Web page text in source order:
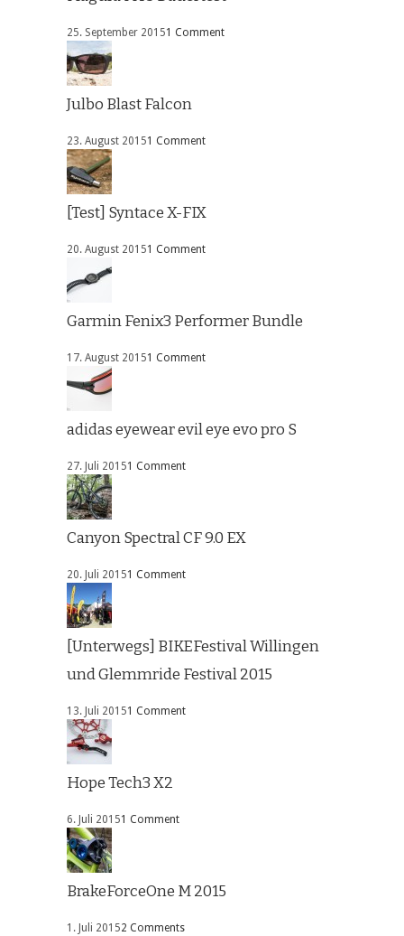
25. September 20151 Comment
Julbo Blast Falcon
23. August 20151 Comment
[Test] Syntace X-FIX
20. August 20151 Comment
Garmin Fenix3 Performer Bundle
17. August 20151 Comment
adidas eyewear evil eye evo pro S
27. Juli 20151 Comment
Canyon Spectral CF 9.0 EX
20. Juli 20151 Comment
[Unterwegs] BIKEFestival Willingen
und Glemmride Festival 2015
13. Juli 20151 Comment
Hope Tech3 X2
6. Juli 20151 Comment
BrakeForceOne M 2015
1. Juli 20152 Comments